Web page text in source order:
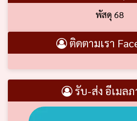
พัสดุ 68
ติดตามเรา
รับ-ส่ง อีเมลภ